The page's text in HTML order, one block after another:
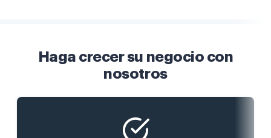
Haga crecer su negocio con
nosotros